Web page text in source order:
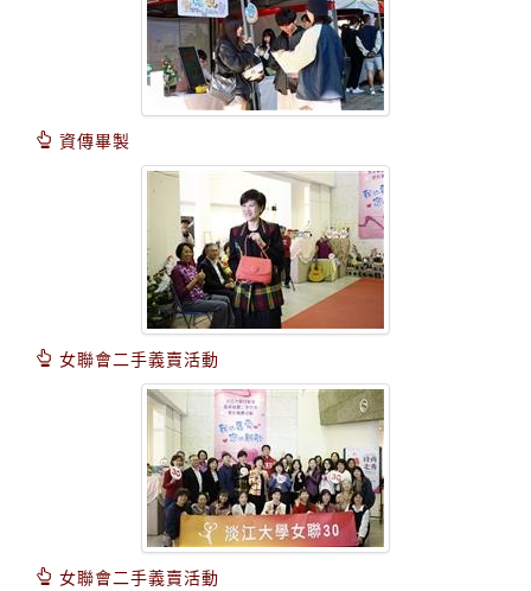
資傳畢製
女聯會二手義賣活動
女聯會二手義賣活動